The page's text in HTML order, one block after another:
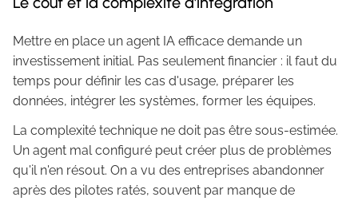
Mettre en place un agent IA efficace demande un
investissement initial. Pas seulement financier : il faut du
temps pour définir les cas d'usage, préparer les
données, intégrer les systèmes, former les équipes.
La complexité technique ne doit pas être sous-estimée.
Un agent mal configuré peut créer plus de problèmes
qu'il n'en résout. On a vu des entreprises abandonner
après des pilotes ratés, souvent par manque de